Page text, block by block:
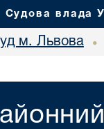
Судова влада
м. Львова •